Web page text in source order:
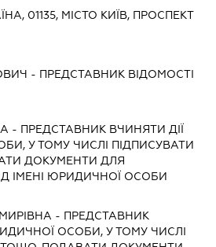
01135, МІСТО КИЇВ, ПРОСПЕКТ
- ПРЕДСТАВНИКВІДОМОСТІ
- ПРЕДСТАВНИКВЧИНЯТИ ДІЇ
У ТОМУ ЧИСЛІ ПІДПИСУВАТИ
ДОКУМЕНТИ ДЛЯ
ІМЕНІ ЮРИДИЧНОЇ ОСОБИ
- ПРЕДСТАВНИК
ОСОБИ, У ТОМУ ЧИСЛІ